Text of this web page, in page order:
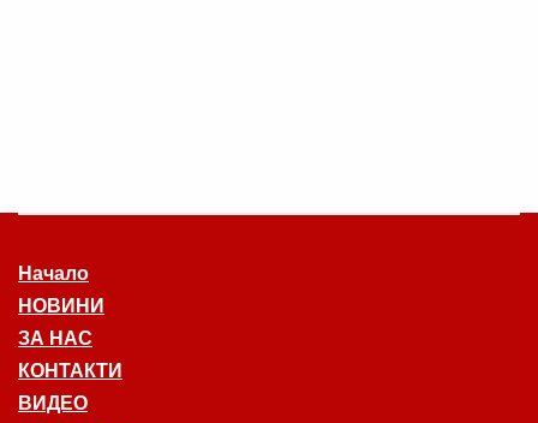
Начало
НОВИНИ
ЗА НАС
КОНТАКТИ
ВИДЕО